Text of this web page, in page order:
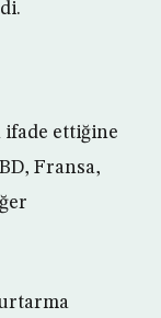
ettiğine
Fransa,